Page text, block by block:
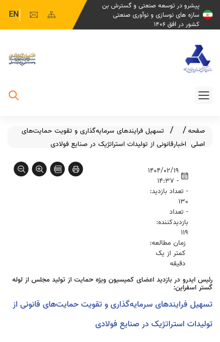
پیشرو در توسعه صنعتی و گسترش بن
سازه های نوسازی و نوآوری صنعتی
کشور در افق 1406
EN
صفحه
اصلی اخبار
تسهیل فرایندهای سرمایه‌گذاری و تقویت حمایت‌های
قانونی از تولیدات استراتژیک در صنایع فولادی
1404/02/19
- 14:37
- تعداد بازدید:
130
- تعداد
بازدیدکننده:
119
زمان مطالعه:
کمتر از یک
دقیقه
رئیس ایدرو در بازدید اعضای کمیسیون ویژه حمایت از تولید مجلس از لوله
گستر اسفراین:
تسهیل فرایندهای سرمایه‌گذاری و تقویت حمایت‌های قانونی از
تولیدات استراتژیک در صنایع فولادی